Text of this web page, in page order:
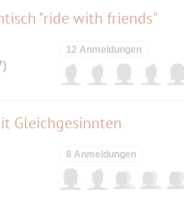
"ride with friends"
12 Anmeldungen
Gleichgesinnten
8 Anmeldungen